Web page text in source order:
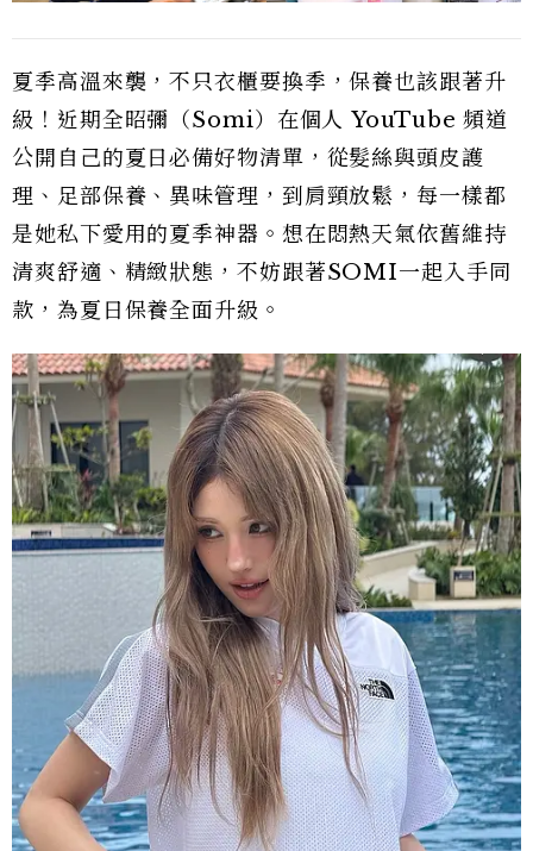
夏季高溫來襲，不只衣櫃要換季，保養也該跟著升
級！近期全昭彌（Somi）在個人 YouTube 頻道
公開自己的夏日必備好物清單，從髮絲與頭皮護
理、足部保養、異味管理，到肩頸放鬆，每一樣都
是她私下愛用的夏季神器。想在悶熱天氣依舊維持
清爽舒適、精緻狀態，不妨跟著SOMI一起入手同
款，為夏日保養全面升級。